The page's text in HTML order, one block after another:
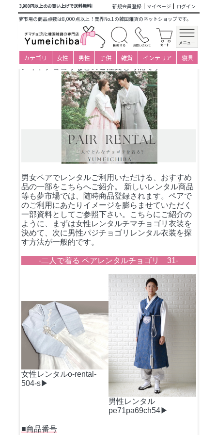
3,980円以上のお買い上げで送料無料! 新規会員登録 マイページ
ログイン
夢市場の商品点数は8,000点以上！業界No.1の韓国雑貨のネットショップです。
カテゴリ 女性 男性 子供 雑貨 インテリア 寝具
商品カテゴリ一覧>仕立て済み衣装(大人用レンタル)> ペアレ
ンタル> ペアレンタル4
サイズが合わない場合などはご相談下さい。
お客様サイズで仕上げてお買い上げするオーダー
メイドチョゴリなどのご注文も可能です
男女ペアでレンタルご利用いただける、おすすめ
品の一部をこちらへご紹介。 新しいレンタル商品
等も夢市場では、随時商品登録されます。ペアで
のご利用にあたりイメージを膨らませていただく
一部資料としてご参照下さい。こちらにご紹介の
ように、まずは女性レンタルチマチョゴリ衣装を
決めて、次に男性パジチョゴリレンタル衣装を探
す方法が一般的です。
-二人で着る ペアレンタルチョゴリ 31-
女性レンタルo-rental-
504-s▶
男性レンタル
pe71pa69ch54▶
■商品番号